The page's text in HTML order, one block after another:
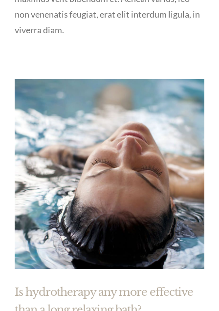
non venenatis feugiat, erat elit interdum ligula, in
viverra diam.
Is hydrotherapy any more effective